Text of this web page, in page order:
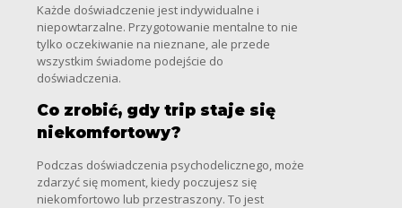
Każde doświadczenie jest indywidualne i
niepowtarzalne. Przygotowanie mentalne to nie
tylko oczekiwanie na nieznane, ale przede
wszystkim świadome podejście do
doświadczenia.
Co zrobić, gdy trip staje się
niekomfortowy?
Podczas doświadczenia psychodelicznego, może
zdarzyć się moment, kiedy poczujesz się
niekomfortowo lub przestraszony. To jest